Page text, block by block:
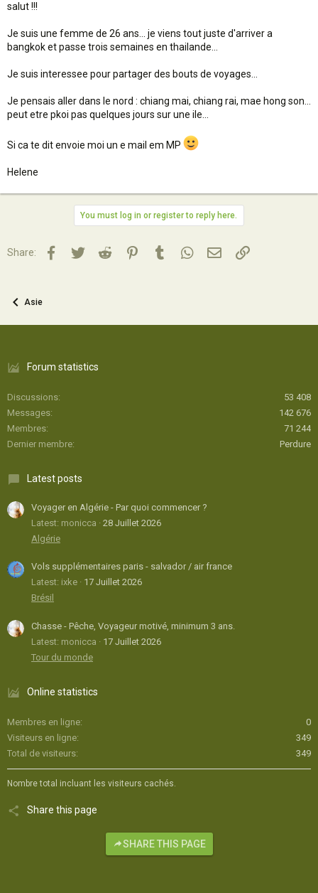
salut !!!
Je suis une femme de 26 ans... je viens tout juste d'arriver a
bangkok et passe trois semaines en thailande...
Je suis interessee pour partager des bouts de voyages...
Je pensais aller dans le nord : chiang mai, chiang rai, mae hong son...
peut etre pkoi pas quelques jours sur une ile...
Si ca te dit envoie moi un e mail em MP
Helene
You must log in or register to reply here.
Share: Facebook
TwitterReddit PinterestTumblrWhatsApp
Email Lien
Asie
Forum statistics
Discussions
53 408
Messages
142 676
Membres
71 244
Dernier membre
Perdure
Latest posts
Voyager en Algérie - Par quoi commencer ?
Latest: monicca
28 Juillet 2026
Algérie
Vols supplémentaires paris - salvador / air france
Latest: ixke
17 Juillet 2026
Brésil
Chasse - Pêche, Voyageur motivé, minimum 3 ans.
Latest: monicca
17 Juillet 2026
Tour du monde
Online statistics
Membres en ligne
0
Visiteurs en ligne
349
Total de visiteurs
349
Nombre total incluant les visiteurs cachés.
Share this page
SHARE THIS PAGE